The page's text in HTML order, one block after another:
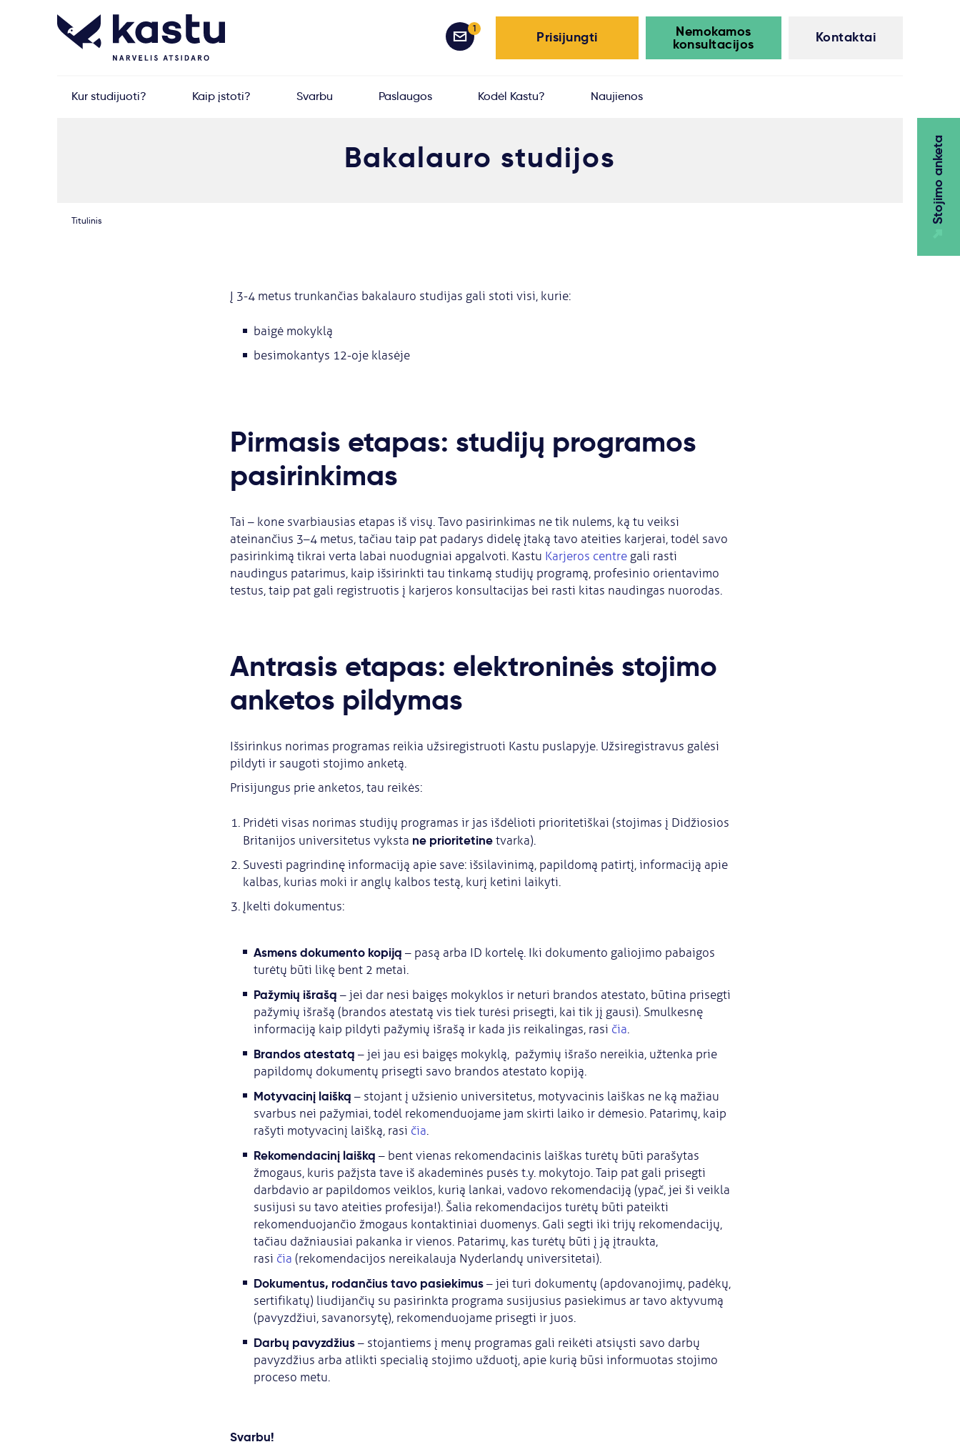
Kontaktai
Nemokamos
konsultacijos
Prisijungti
1
Stojimo anketa
Kur studijuoti? Kaip įstoti? Svarbu Paslaugos Kodėl Kastu? Naujienos
Bakalauro studijos
Titulinis
Į 3-4 metus trunkančias bakalauro studijas gali stoti visi, kurie:
baigė mokyklą
besimokantys 12-oje klasėje
Pirmasis etapas: studijų programos
pasirinkimas
Tai – kone svarbiausias etapas iš visų. Tavo pasirinkimas ne tik nulems, ką tu veiksi
ateinančius 3–4 metus, tačiau taip pat padarys didelę įtaką tavo ateities karjerai, todėl savo
pasirinkimą tikrai verta labai nuodugniai apgalvoti. Kastu Karjeros centre gali rasti
naudingus patarimus, kaip išsirinkti tau tinkamą studijų programą, profesinio orientavimo
testus, taip pat gali registruotis į karjeros konsultacijas bei rasti kitas naudingas nuorodas.
Antrasis etapas: elektroninės stojimo
anketos pildymas
Išsirinkus norimas programas reikia užsiregistruoti Kastu puslapyje. Užsiregistravus galėsi
pildyti ir saugoti stojimo anketą.
Prisijungus prie anketos, tau reikės:
Pridėti visas norimas studijų programas ir jas išdėlioti prioritetiškai (stojimas į Didžiosios
Britanijos universitetus vyksta ne prioritetinetvarka).
Suvesti pagrindinę informaciją apie save: išsilavinimą, papildomą patirtį, informaciją apie
kalbas, kurias moki ir anglų kalbos testą, kurį ketini laikyti.
Įkelti dokumentus:
Asmens dokumento kopiją – pasą arba ID kortelę. Iki dokumento galiojimo pabaigos
turėtų būti likę bent 2 metai.
Pažymių išrašą – jei dar nesi baigęs mokyklos ir neturi brandos atestato, būtina prisegti
pažymių išrašą (brandos atestatą vis tiek turėsi prisegti, kai tik jį gausi). Smulkesnę
informaciją kaip pildyti pažymių išrašą ir kada jis reikalingas, rasi čia.
Brandos atestatą – jei jau esi baigęs mokyklą, pažymių išrašo nereikia, užtenka prie
papildomų dokumentų prisegti savo brandos atestato kopiją.
Motyvacinį laišką – stojant į užsienio universitetus, motyvacinis laiškas ne ką mažiau
svarbus nei pažymiai, todėl rekomenduojame jam skirti laiko ir dėmesio. Patarimų, kaip
rašyti motyvacinį laišką, rasi čia.
Rekomendacinį laišką – bent vienas rekomendacinis laiškas turėtų būti parašytas
žmogaus, kuris pažįsta tave iš akademinės pusės t.y. mokytojo. Taip pat gali prisegti
darbdavio ar papildomos veiklos, kurią lankai, vadovo rekomendaciją (ypač, jei ši veikla
susijusi su tavo ateities profesija!). Šalia rekomendacijos turėtų būti pateikti
rekomenduojančio žmogaus kontaktiniai duomenys. Gali segti iki trijų rekomendacijų,
tačiau dažniausiai pakanka ir vienos. Patarimų, kas turėtų būti į ją įtraukta,
rasi čia (rekomendacijos nereikalauja Nyderlandų universitetai).
Dokumentus, rodančius tavo pasiekimus– jei turi dokumentų (apdovanojimų, padėkų,
sertifikatų) liudijančių su pasirinkta programa susijusius pasiekimus ar tavo aktyvumą
(pavyzdžiui, savanorsytę), rekomenduojame prisegti ir juos.
Darbų pavyzdžius– stojantiems į menų programas gali reikėti atsiųsti savo darbų
pavyzdžius arba atlikti specialią stojimo užduotį, apie kurią būsi informuotas stojimo
proceso metu.
Svarbu!